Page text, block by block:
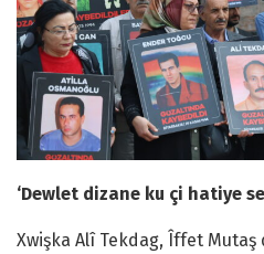
‘Dewlet dizane ku çi hatiye
Xwişka Alî Tekdag, Îffet